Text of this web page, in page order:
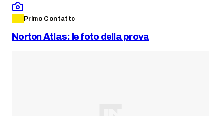
Primo Contatto
Norton Atlas: le foto della prova